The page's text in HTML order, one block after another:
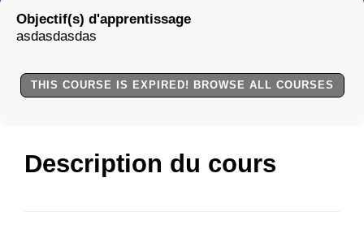
Description du cours
Objectif(s) d'apprentissage
asdasdasdas
THIS COURSE IS EXPIRED! BROWSE ALL COURSES